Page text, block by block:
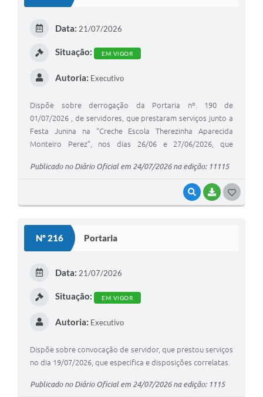
VISUALIZAR
BAIXAR
Data: 21/07/2026
Situação: EM VIGOR
Autoria: Executivo
Dispõe sobre derrogação da Portaria nº. 190 de
01/07/2026 , de servidores, que prestaram serviços junto a
Festa Junina na “Creche Escola Therezinha Aparecida
Monteiro Perez”, nos dias 26/06 e 27/06/2026, que
Publicado no Diário Oficial em 24/07/2026 na edição: 11115
Nº 216 Portaria
Data: 21/07/2026
Situação: EM VIGOR
Autoria: Executivo
Dispõe sobre convocação de servidor, que prestou serviços
no dia 19/07/2026, que especifica e disposições correlatas.
Publicado no Diário Oficial em 24/07/2026 na edição: 1115